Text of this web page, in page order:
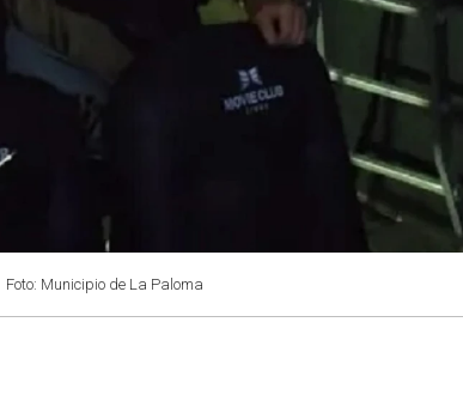
Foto: Municipio de La Paloma